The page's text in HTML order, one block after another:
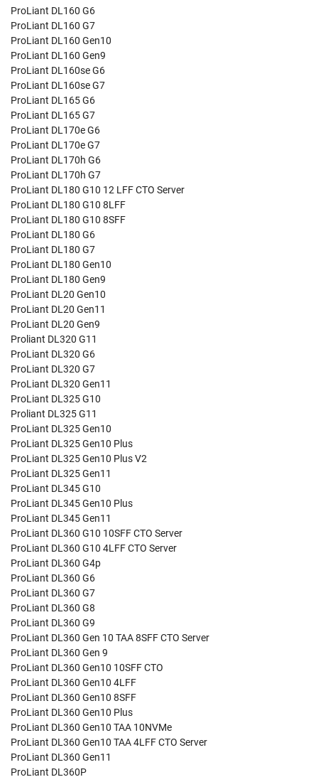
ProLiant DL160 G6
ProLiant DL160 G7
ProLiant DL160 Gen10
ProLiant DL160 Gen9
ProLiant DL160se G6
ProLiant DL160se G7
ProLiant DL165 G6
ProLiant DL165 G7
ProLiant DL170e G6
ProLiant DL170e G7
ProLiant DL170h G6
ProLiant DL170h G7
ProLiant DL180 G10 12 LFF CTO Server
ProLiant DL180 G10 8LFF
ProLiant DL180 G10 8SFF
ProLiant DL180 G6
ProLiant DL180 G7
ProLiant DL180 Gen10
ProLiant DL180 Gen9
ProLiant DL20 Gen10
ProLiant DL20 Gen11
ProLiant DL20 Gen9
Proliant DL320 G11
ProLiant DL320 G6
ProLiant DL320 G7
ProLiant DL320 Gen11
ProLiant DL325 G10
Proliant DL325 G11
ProLiant DL325 Gen10
ProLiant DL325 Gen10 Plus
ProLiant DL325 Gen10 Plus V2
ProLiant DL325 Gen11
ProLiant DL345 G10
ProLiant DL345 Gen10 Plus
ProLiant DL345 Gen11
ProLiant DL360 G10 10SFF CTO Server
ProLiant DL360 G10 4LFF CTO Server
ProLiant DL360 G4p
ProLiant DL360 G6
ProLiant DL360 G7
ProLiant DL360 G8
ProLiant DL360 G9
ProLiant DL360 Gen 10 TAA 8SFF CTO Server
ProLiant DL360 Gen 9
ProLiant DL360 Gen10 10SFF CTO
ProLiant DL360 Gen10 4LFF
ProLiant DL360 Gen10 8SFF
ProLiant DL360 Gen10 Plus
ProLiant DL360 Gen10 TAA 10NVMe
ProLiant DL360 Gen10 TAA 4LFF CTO Server
ProLiant DL360 Gen11
ProLiant DL360P